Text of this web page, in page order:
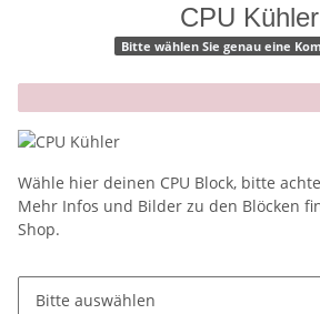
CPU Kühler
Bitte wählen Sie genau eine
x
Wähle hier deinen CPU Block, bitte
Mehr Infos und Bilder zu den Blöcken
Shop.